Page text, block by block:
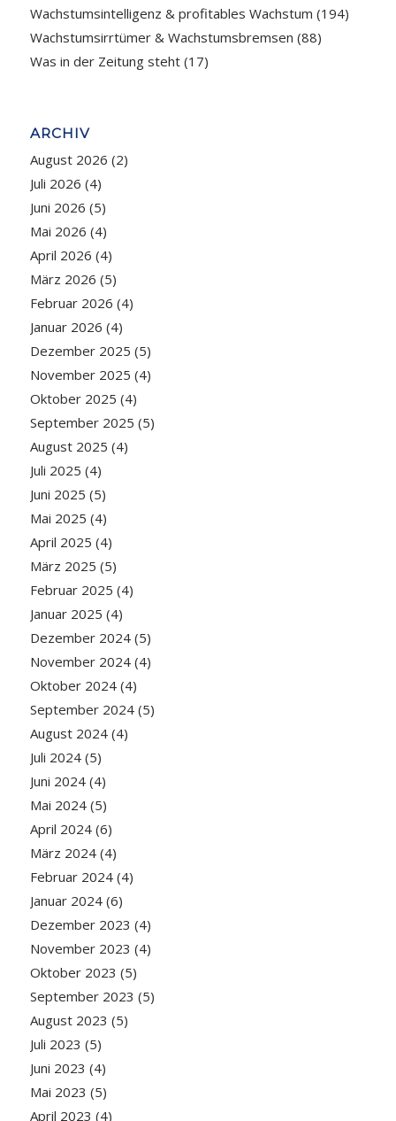
Wachstumsintelligenz & profitables Wachstum (194)
Wachstumsirrtümer & Wachstumsbremsen (88)
Was in der Zeitung steht(17)
ARCHIV
August 2026 (2)
Juli 2026 (4)
Juni 2026 (5)
Mai 2026 (4)
April 2026 (4)
März 2026 (5)
Februar 2026 (4)
Januar 2026 (4)
Dezember 2025 (5)
November 2025 (4)
Oktober 2025 (4)
September 2025 (5)
August 2025 (4)
Juli 2025 (4)
Juni 2025 (5)
Mai 2025 (4)
April 2025 (4)
März 2025 (5)
Februar 2025 (4)
Januar 2025 (4)
Dezember 2024(5)
November 2024(4)
Oktober 2024(4)
September 2024(5)
August 2024(4)
Juli 2024(5)
Juni 2024(4)
Mai 2024(5)
April 2024(6)
März 2024(4)
Februar 2024(4)
Januar 2024(6)
Dezember 2023 (4)
November 2023 (4)
Oktober 2023 (5)
September 2023 (5)
August 2023 (5)
Juli 2023 (5)
Juni 2023 (4)
Mai 2023 (5)
April 2023 (4)